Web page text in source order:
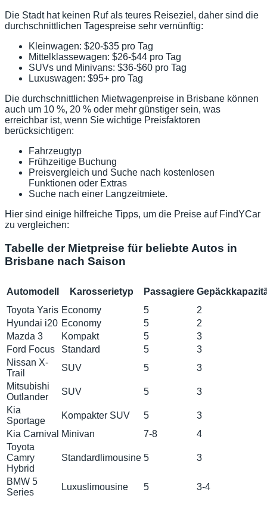
Die Stadt hat keinen Ruf als teures Reiseziel, daher sind die
durchschnittlichen Tagespreise sehr vernünftig:
Kleinwagen: $20-$35 pro Tag
Mittelklassewagen: $26-$44 pro Tag
SUVs und Minivans: $36-$60 pro Tag
Luxuswagen: $95+ pro Tag
Die durchschnittlichen Mietwagenpreise in Brisbane können
auch um 10 %, 20 % oder mehr günstiger sein, was
erreichbar ist, wenn Sie wichtige Preisfaktoren
berücksichtigen:
Fahrzeugtyp
Frühzeitige Buchung
Preisvergleich und Suche nach kostenlosen
Funktionen oder Extras
Suche nach einer Langzeitmiete.
Hier sind einige hilfreiche Tipps, um die Preise auf FindYCar
zu vergleichen:
Tabelle der Mietpreise für beliebte Autos in
Brisbane nach Saison
Automodell Karosserietyp Passagiere
Toyota Yaris Economy 5
2
Hyundai i20 Economy 5
2
Mazda 3
Kompakt 5
3
Ford Focus
Standard 5
3
Nissan X-
Trail
SUV 5
3
Mitsubishi
Outlander
SUV 5
3
Kia
Sportage
Kompakter SUV 5
3
Kia Carnival
Minivan 7-8
4
Toyota
Camry
Hybrid
Standardlimousine 5 3
BMW 5
Series
Luxuslimousine 5 3-4